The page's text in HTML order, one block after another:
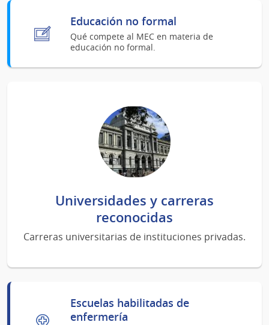
Educación no formal
Qué compete al MEC en materia de
educación no formal.
Universidades y carreras
reconocidas
Carreras universitarias de instituciones privadas.
Escuelas habilitadas de
enfermería